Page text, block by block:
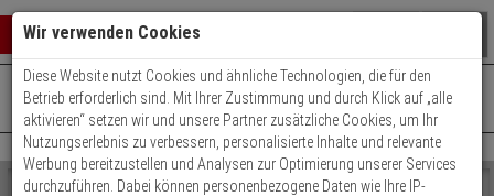
Warenkorb schließen
0 ARTIKEL IM WARENKORB
Ihr Warenkorb ist momentan leer.
Ergebnisse ()
Fertig
Shop
+49 (0)821 899 493-0Mo. - Do.: 8:00 - 16:30 | Fr.: 8:00 - 14:00 Uhr
Kontaktservice nutzen
Wir verwenden Cookies
Diese Website nutzt Cookies und ähnliche Technologien, die für den
Betrieb erforderlich sind. Mit Ihrer Zustimmung und durch Klick auf „alle
aktivieren“ setzen wir und unsere Partner zusätzliche Cookies, um Ihr
Nutzungserlebnis zu verbessern, personalisierte Inhalte und relevante
Werbung bereitzustellen und Analysen zur Optimierung unserer Services
durchzuführen. Dabei können personenbezogene Daten wie Ihre IP-